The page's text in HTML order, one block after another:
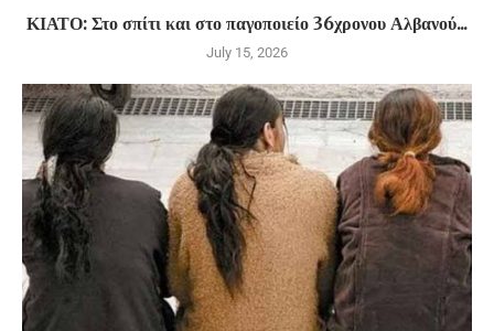
ΚΙΑΤΟ: Στο σπίτι και στο παγοποιείο 36χρονου Αλβανού...
July 15, 2026